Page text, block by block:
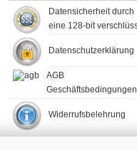
Datensicherheit durch
eine 128-bit
Datenschutzerklärung
AGB
Geschäftsbedingungen
Widerrufsbelehrung